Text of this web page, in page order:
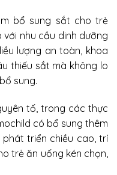
bổ sung sắt cho trẻ
nhu cầu dinh dưỡng
lượng an toàn, khoa
thiếu sắt mà không lo
sung.
tố, trong các thực
có bổ sung thêm
phát triển chiều cao, trí
trẻ ăn uống kén chọn,